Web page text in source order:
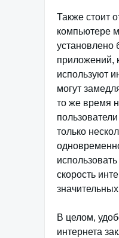
Также стоит
компьютере
установлено
приложений,
используют
могут
то же время
только
скорость
В целом,
интернета